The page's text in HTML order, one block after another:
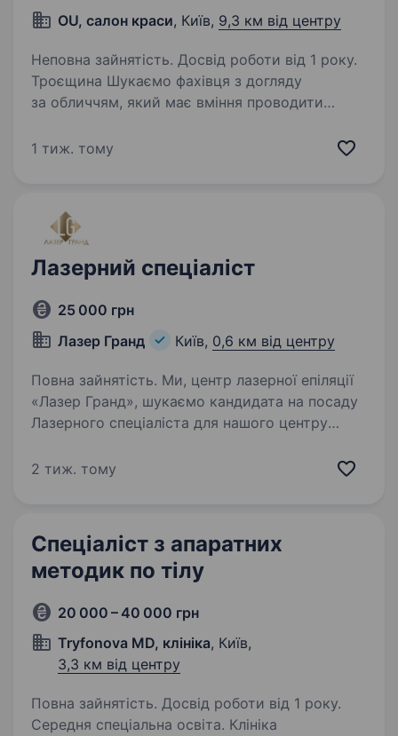
OU, салон краси, Київ, 9,3 км від центру
Неповна зайнятість. Досвід роботи від 1 року.
Троєщина Шукаємо фахівця з догляду
за обличчям, який має вміння проводити
обличчя, воскову депіляцію, шугаринг, пірсинг,
1 тиж. тому
Лазерний спеціаліст
25 000 грн
Лазер Гранд
Київ, 0,6 км від центру
Повна зайнятість. Ми, центр лазерної епіляції
«Лазер Гранд», шукаємо кандидата на посаду
Лазерного спеціаліста для нашого центру
на роботу як кандидатів з досвідом, так і без
2 тиж. тому
Спеціаліст з апаратних
методик по тілу
20 000 – 40 000 грн
Tryfonova MD, клініка, Київ,
3,3 км від центру
Повна зайнятість. Досвід роботи від 1 року.
Середня спеціальна освіта. Клініка